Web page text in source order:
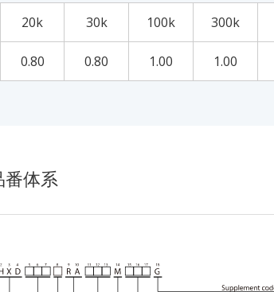
20k 30k 100k 300k
0.80 0.80 1.00 1.00
番体系